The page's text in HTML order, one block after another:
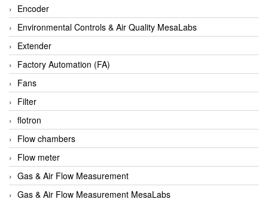
Anybus/ HMS
AOBEN
Apex Dynamics Vietnam
Apex Dynamics Vietnam
Apiste
APLISENS VietNam
Apollo Fire
Appleton
AQ Matic
Aqualabo Vietnam
Aquametro
Encoder
Environmental Controls & Air Quality MesaLabs
Extender
Factory Automation (FA)
Fans
Filter
flotron
Flow chambers
Flow meter
Gas & Air Flow Measurement
Gas & Air Flow Measurement MesaLabs